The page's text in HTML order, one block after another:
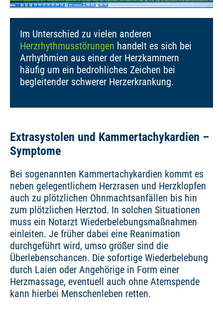
Im Unterschied zu vielen anderen
Herzrhythmusstörungen handelt es sich bei
Arrhythmien aus einer der Herzkammern
häufig um ein bedrohliches Zeichen bei
begleitender schwerer Herzerkrankung.
Extrasystolen und Kammertachykardien –
Symptome
Bei sogenannten Kammertachykardien kommt es
neben gelegentlichem Herzrasen und Herzklopfen
auch zu plötzlichen Ohnmachtsanfällen bis hin
zum plötzlichen Herztod. In solchen Situationen
muss ein Notarzt Wiederbelebungsmaßnahmen
einleiten. Je früher dabei eine Reanimation
durchgeführt wird, umso größer sind die
Überlebenschancen. Die sofortige Wiederbelebung
durch Laien oder Angehörige in Form einer
Herzmassage, eventuell auch ohne Atemspende
kann hierbei Menschenleben retten.